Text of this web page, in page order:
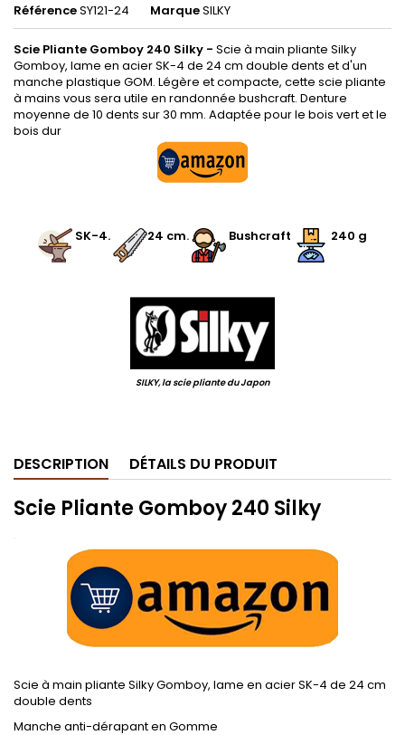
RéférenceSY121-24 MarqueSILKY
Scie Pliante Gomboy 240 Silky - Scie à main pliante Silky
Gomboy, lame en acier SK-4 de 24 cm double dents et d'un
manche plastique GOM. Légère et compacte, cette scie pliante
à mains vous sera utile en randonnée bushcraft. Denture
moyenne de 10 dents sur 30 mm. Adaptée pour le bois vert et le
bois dur
SK-4. 24 cm. Bushcraft 240 g
SILKY, la scie pliante du Japon
DESCRIPTION DÉTAILS DU PRODUIT
Scie Pliante Gomboy 240 Silky
.
Scie à main pliante Silky Gomboy, lame en acier SK-4 de 24 cm
double dents
Manche anti-dérapant en Gomme